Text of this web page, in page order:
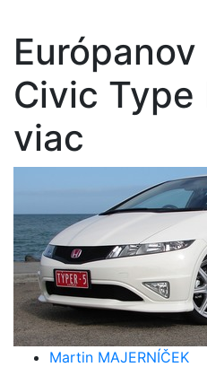
Civic Type
viac
Martin MAJERNÍČEK